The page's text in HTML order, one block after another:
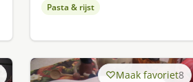
Pasta & rijst
Maak favoriet8